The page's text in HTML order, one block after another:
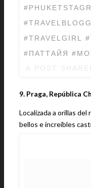
#TRAVELGIRL
#ПАТТАЙЯ
9. Praga, República
Localizada a orillas del
bellos e increíbles